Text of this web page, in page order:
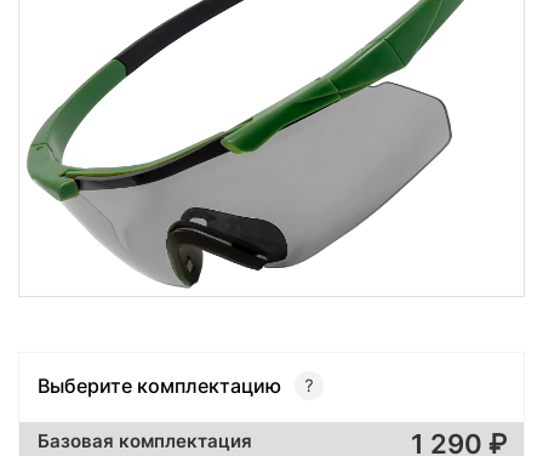
Выберите комплектацию
Базовая комплектация 1 290